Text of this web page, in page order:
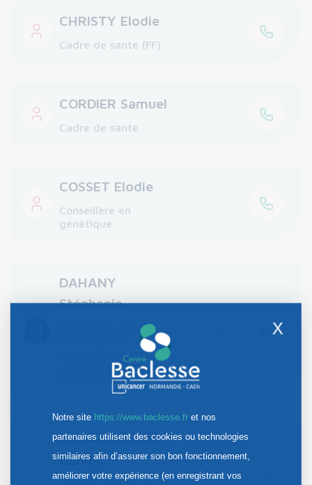
CHRISTY Elodie
Cadre de santé (FF)
CORDIER Samuel
Cadre de santé
COSSET Elodie
Conseillère en
génétique
DAHANY
Stéphanie
Référente gestion
qualiticienne en
charge des secteurs
médico-techniques
DAMAJ Laurent
Gandhi
X
Notre site https://www.baclesse.fret nos
partenaires utilisent des cookies ou technologies
similaires afin d’assurer son bon fonctionnement,
améliorer votre expérience (en enregistrant vos